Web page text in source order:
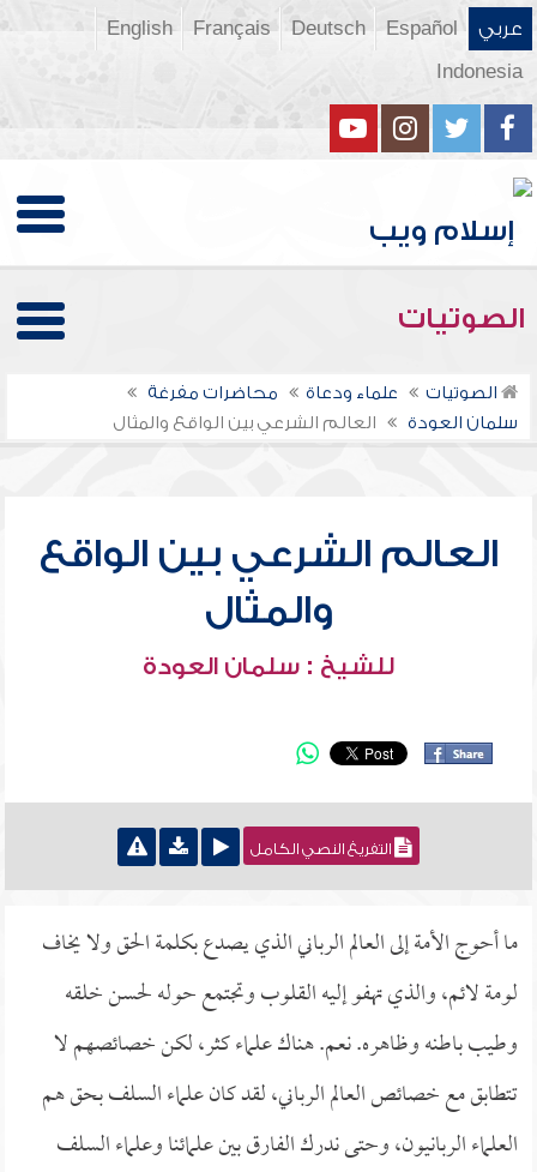
عربي Español
Deutsch
Français
English
Indonesia
الصوتيات
الصوتيات علماء ودعاة
محاضرات مفرغة
سلمان العودة
العالم الشرعي بين الواقع والمثال
العالم الشرعي بين الواقع
والمثال
للشيخ : سلمان العودة
التفريغ النصي الكامل
ما أحوج الأمة إلى العالم الرباني الذي يصدع بكلمة الحق ولا يخاف
لومة لائم، والذي تهفو إليه القلوب وتجتمع حوله لحسن خلقه
وطيب باطنه وظاهره. نعم. هناك علماء كثر، لكن خصائصهم لا
تتطابق مع خصائص العالم الرباني، لقد كان علماء السلف بحق هم
العلماء الربانيون، وحتى ندرك الفارق بين علمائنا وعلماء السلف